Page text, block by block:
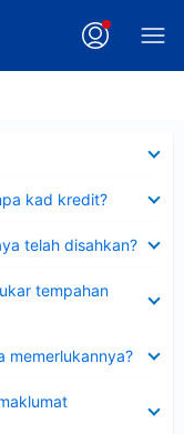
kad kredit?
telah disahkan?
tempahan
memerlukannya?